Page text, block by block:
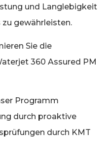
und Langlebigkeit
zu gewährleisten.
Sie die
360 Assured PM
Programm
durch proaktive
durch KMT